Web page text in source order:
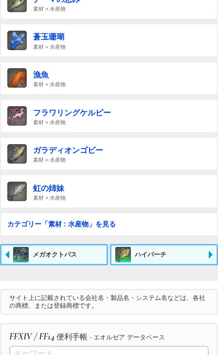
素材 > 水産物
蒼玉珊瑚
素材 > 水産物
漁魚
素材 > 水産物
フラワリングケルピー
素材 > 水産物
ガラディオンゴビー
素材 > 水産物
虹の姉妹
素材 > 水産物
カテゴリー「素材 : 水産物」を見る
メガオクトパス ハイパーチ
サイト上に記載されている会社名・製品名・システム名などは、各社
の商標、または登録商標です。
FFXIV / FF14 便利手帳 - エオルゼア データベース